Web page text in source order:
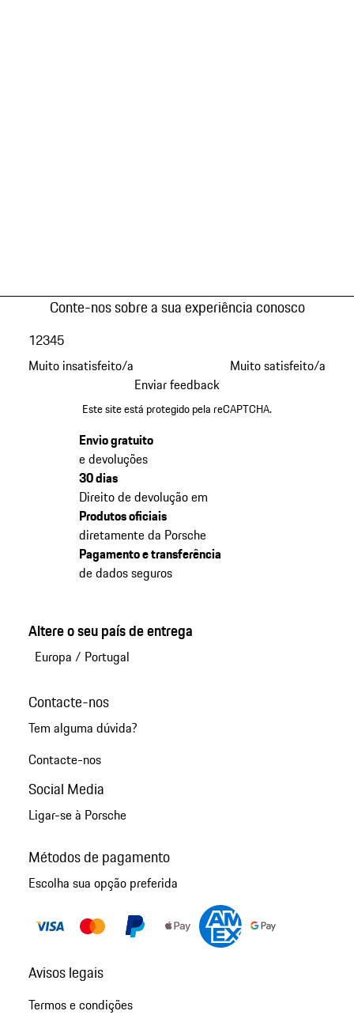
Conte-nos sobre a sua experiência conosco
Muito insatisfeito/a
12345
Muito satisfeito/a
Enviar feedback
Este site está protegido pela reCAPTCHA.
Envio gratuito
e devoluções
30 dias
Direito de devolução em
Produtos oficiais
diretamente da Porsche
Pagamento e transferência
de dados seguros
Altere o seu país de entrega
Europa / Portugal
Contacte-nos
Tem alguma dúvida?
Contacte-nos
Social Media
Ligar-se à Porsche
Métodos de pagamento
Escolha sua opção preferida
Avisos legais
Termos e condições